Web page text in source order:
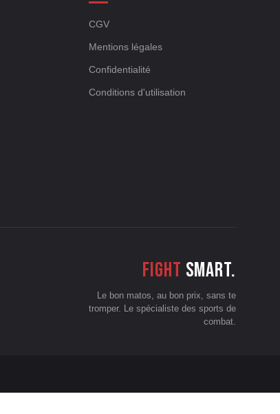
CGV
Mentions légales
Confidentialité
Conditions d'utilisation
Fight smart.
Le bon matos, au bon prix, sans te
tromper. Le spécialiste des sports de
combat.